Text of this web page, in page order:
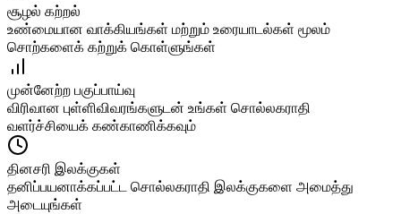
சூழல் கற்றல்
உண்மையான வாக்கியங்கள் மற்றும் உரையாடல்கள் மூலம்
சொற்களைக் கற்றுக் கொள்ளுங்கள்
முன்னேற்ற பகுப்பாய்வு
விரிவான புள்ளிவிவரங்களுடன் உங்கள் சொல்லகராதி
வளர்ச்சியைக் கண்காணிக்கவும்
தினசரி இலக்குகள்
தனிப்பயனாக்கப்பட்ட சொல்லகராதி இலக்குகளை அமைத்து
அடையுங்கள்